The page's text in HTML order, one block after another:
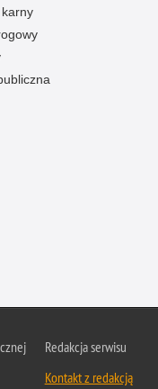
Redakcja serwisu
Kontakt z redakcją